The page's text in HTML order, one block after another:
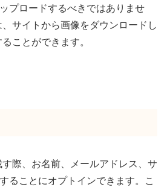
プロードするべきではありませ
サイトから画像をダウンロードし
ことができます。
際、お名前、メールアドレス、サ
ることにオプトインできます。こ